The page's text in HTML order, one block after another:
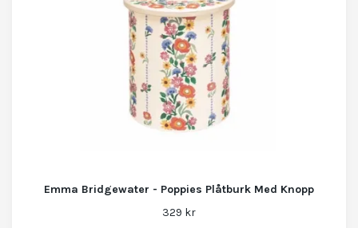
Emma Bridgewater - Poppies Plåtburk Med Knopp
329 kr